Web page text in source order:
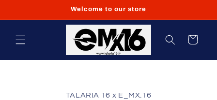
au
Welcome to our store
Panier
TALARIA 16 x E_MX.16